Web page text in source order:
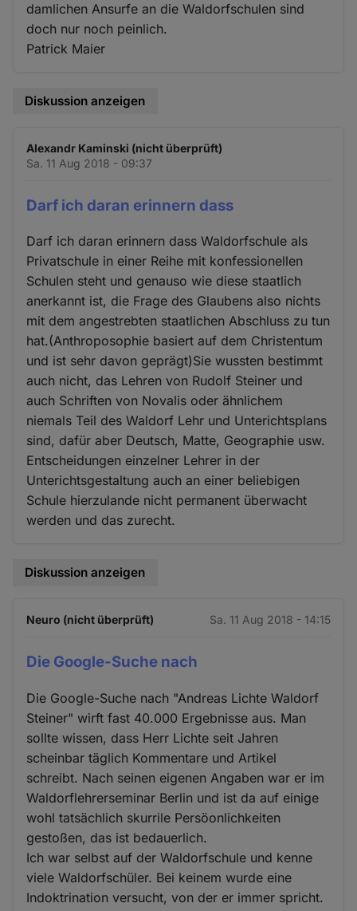
damlichen Ansurfe an die Waldorfschulen sind
doch nur noch peinlich.
Patrick Maier
Diskussion anzeigen
Alexandr Kaminski (nicht überprüft)
Sa. 11 Aug 2018 - 09:37
Darf ich daran erinnern dass
Darf ich daran erinnern dass Waldorfschule als
Privatschule in einer Reihe mit konfessionellen
Schulen steht und genauso wie diese staatlich
anerkannt ist, die Frage des Glaubens also nichts
mit dem angestrebten staatlichen Abschluss zu tun
hat.(Anthroposophie basiert auf dem Christentum
und ist sehr davon geprägt)Sie wussten bestimmt
auch nicht, das Lehren von Rudolf Steiner und
auch Schriften von Novalis oder ähnlichem
niemals Teil des Waldorf Lehr und Unterichtsplans
sind, dafür aber Deutsch, Matte, Geographie usw.
Entscheidungen einzelner Lehrer in der
Unterichtsgestaltung auch an einer beliebigen
Schule hierzulande nicht permanent überwacht
werden und das zurecht.
Diskussion anzeigen
Neuro (nicht überprüft) Sa. 11 Aug 2018 - 14:15
Die Google-Suche nach
Die Google-Suche nach "Andreas Lichte Waldorf
Steiner" wirft fast 40.000 Ergebnisse aus. Man
sollte wissen, dass Herr Lichte seit Jahren
scheinbar täglich Kommentare und Artikel
schreibt. Nach seinen eigenen Angaben war er im
Waldorflehrerseminar Berlin und ist da auf einige
wohl tatsächlich skurrile Persöonlichkeiten
gestoßen, das ist bedauerlich.
Ich war selbst auf der Waldorfschule und kenne
viele Waldorfschüler. Bei keinem wurde eine
Indoktrination versucht, von der er immer spricht.